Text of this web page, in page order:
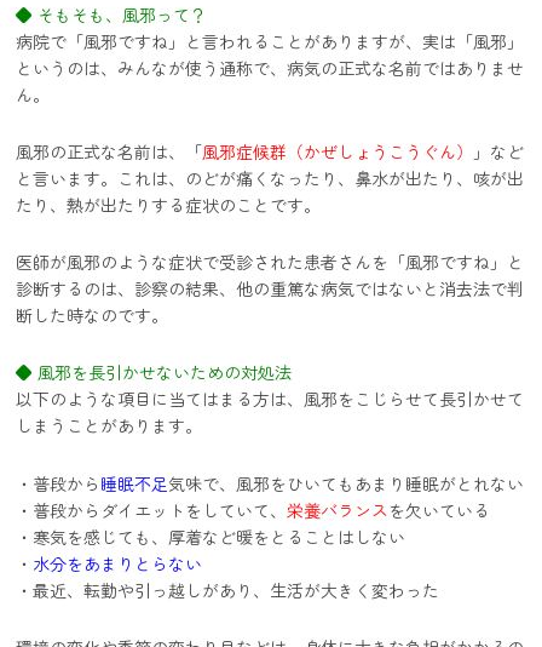
◆ そもそも、風邪って？
病院で「風邪ですね」と言われることがありますが、実は「風邪」
というのは、みんなが使う通称で、病気の正式な名前ではありませ
ん。
風邪の正式な名前は、「風邪症候群（かぜしょうこうぐん）
」など
と言います。これは、のどが痛くなったり、鼻水が出たり、咳が出
たり、熱が出たりする症状のことです。
医師が風邪のような症状で受診された患者さんを「風邪ですね」と
診断するのは、診察の結果、他の重篤な病気ではないと消去法で判
断した時なのです。
◆ 風邪を長引かせないための対処法
以下のような項目に当てはまる方は、風邪をこじらせて長引かせて
しまうことがあります。
・普段から 睡眠不足気味で、風邪をひいてもあまり睡眠がとれない
・普段からダイエットをしていて、 栄養バランスを欠いている
・寒気を感じても、厚着など暖をとることはしない
・ 水分をあまりとらない
・最近、転勤や引っ越しがあり、生活が大きく変わった